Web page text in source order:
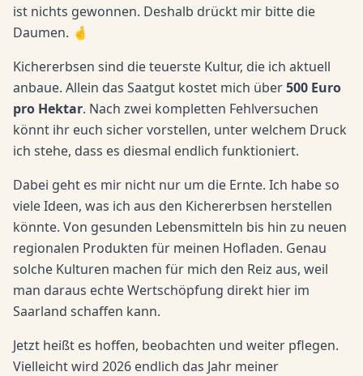
ist nichts gewonnen. Deshalb drückt mir bitte die
Daumen. 🤞
Kichererbsen sind die teuerste Kultur, die ich aktuell
anbaue. Allein das Saatgut kostet mich über500 Euro
pro Hektar. Nach zwei kompletten Fehlversuchen
könnt ihr euch sicher vorstellen, unter welchem Druck
ich stehe, dass es diesmal endlich funktioniert.
Dabei geht es mir nicht nur um die Ernte. Ich habe so
viele Ideen, was ich aus den Kichererbsen herstellen
könnte. Von gesunden Lebensmitteln bis hin zu neuen
regionalen Produkten für meinen Hofladen. Genau
solche Kulturen machen für mich den Reiz aus, weil
man daraus echte Wertschöpfung direkt hier im
Saarland schaffen kann.
Jetzt heißt es hoffen, beobachten und weiter pflegen.
Vielleicht wird 2026 endlich das Jahr meiner